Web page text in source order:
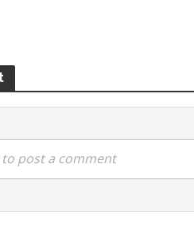
to post a comment